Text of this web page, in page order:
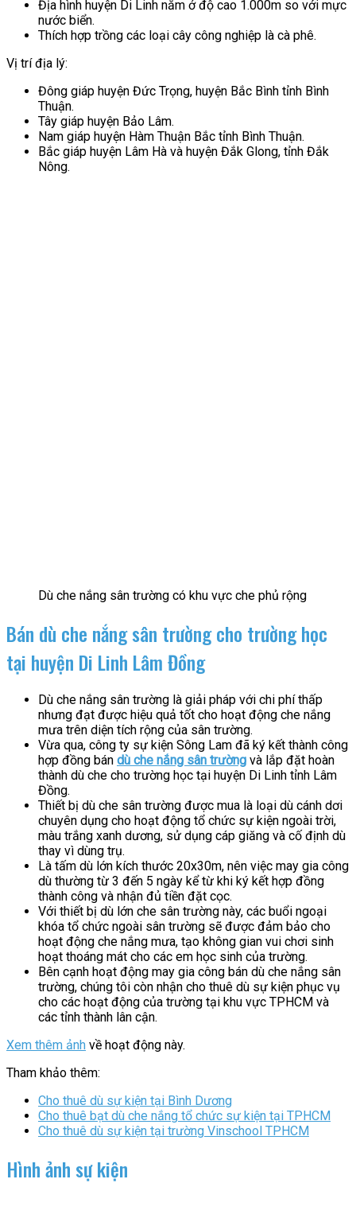
Địa hình huyện Di Linh năm ở độ cao 1.000m so với mực
nước biển.
Thích hợp trồng các loại cây công nghiệp là cà phê.
Vị trí địa lý:
Đông giáp huyện Đức Trọng, huyện Bắc Bình tỉnh Bình
Thuận.
Tây giáp huyện Bảo Lâm.
Nam giáp huyện Hàm Thuận Bắc tỉnh Bình Thuận.
Bắc giáp huyện Lâm Hà và huyện Đắk Glong, tỉnh Đắk
Nông.
Dù che nắng sân trường có khu vực che phủ rộng
Bán dù che nắng sân trường cho trường học
tại huyện Di Linh Lâm Đồng
Dù che nắng sân trường là giải pháp với chi phí thấp
nhưng đạt được hiệu quả tốt cho hoạt động che nắng
mưa trên diện tích rộng của sân trường.
Vừa qua, công ty sự kiện Sông Lam đã ký kết thành công
hợp đồng bán dù che nắng sân trường và lắp đặt hoàn
thành dù che cho trường học tại huyện Di Linh tỉnh Lâm
Đồng.
Thiết bị dù che sân trường được mua là loại dù cánh dơi
chuyên dụng cho hoạt động tổ chức sự kiện ngoài trời,
màu trắng xanh dương, sử dụng cáp giăng và cố định dù
thay vì dùng trụ.
Là tấm dù lớn kích thước 20x30m, nên việc may gia công
dù thường từ 3 đến 5 ngày kể từ khi ký kết hợp đồng
thành công và nhận đủ tiền đặt cọc.
Với thiết bị dù lớn che sân trường này, các buổi ngoại
khóa tổ chức ngoài sân trường sẽ được đảm bảo cho
hoạt động che nắng mưa, tạo không gian vui chơi sinh
hoạt thoáng mát cho các em học sinh của trường.
Bên cạnh hoạt động may gia công bán dù che nắng sân
trường, chúng tôi còn nhận cho thuê dù sự kiện phục vụ
cho các hoạt động của trường tại khu vực TPHCM và
các tỉnh thành lân cận.
Xem thêm ảnh về hoạt động này.
Tham khảo thêm:
Cho thuê dù sự kiện tại Bình Dương
Cho thuê bạt dù che nắng tổ chức sự kiện tại TPHCM
Cho thuê dù sự kiện tại trường Vinschool TPHCM
Hình ảnh sự kiện